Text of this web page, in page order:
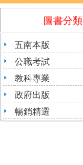
圖書分類
五南本版
公職考試
教科專業
政府出版
暢銷精選